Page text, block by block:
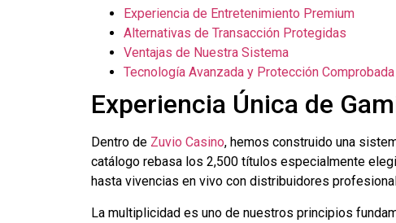
Experiencia de Entretenimiento Premium
Alternativas de Transacción Protegidas
Ventajas de Nuestra Sistema
Tecnología Avanzada y Protección Comprobada
Experiencia Única de
Dentro de Zuvio Casino, hemos construido una
catálogo rebasa los 2,500 títulos especialmente
hasta vivencias en vivo con distribuidores
La multiplicidad es uno de nuestros principios